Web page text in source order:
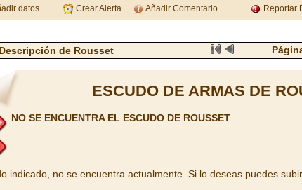
datos Crear Alerta Añadir Comentario Reportar
de Rousset
ESCUDO DE ARMAS DE
NO SE ENCUENTRA EL ESCUDO DE ROUSSET
indicado, no se encuentra actualmente. Si lo deseas puedes